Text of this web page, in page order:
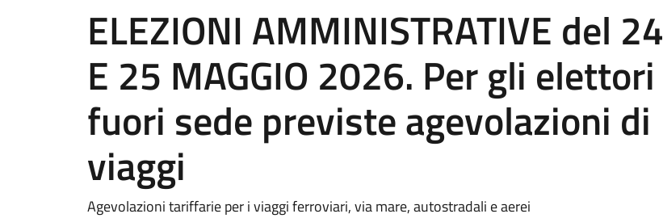
ELEZIONI AMMINISTRATIVE del 24
E 25 MAGGIO 2026. Per gli elettori
fuori sede previste agevolazioni di
viaggi
Agevolazioni tariffarie per i viaggi ferroviari, via mare, autostradali e aerei